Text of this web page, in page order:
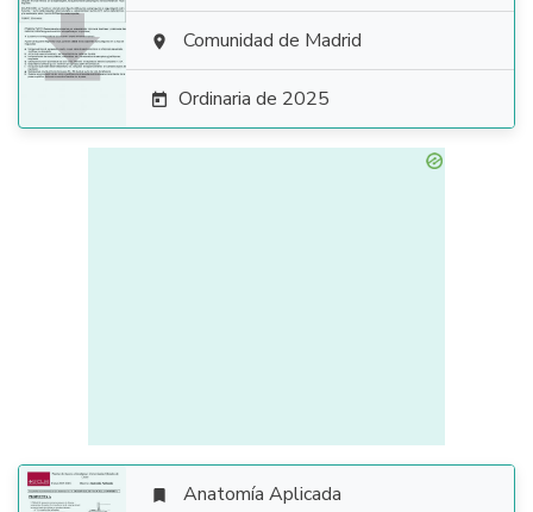
  Comunidad de Madrid
 Ordinaria de 2025
 Anatomía Aplicada